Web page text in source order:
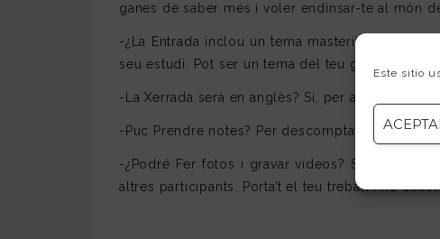
Este sitio
ganes de saber més i voler endinsar-te al món
-¿La Entrada inclou un tema masteritzat? Sí,
seu estudi. Pot ser un tema del teu grup, un
-La Xerrada serà en anglès? Sí, per a no perdre
-Puc Prendre notes? Per descomptat.
-¿Podré Fer fotos i gravar vídeos? Sí. Després
altres participants. Porta’t el teu treball i ho